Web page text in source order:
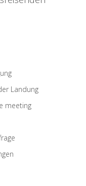
Landung
meeting